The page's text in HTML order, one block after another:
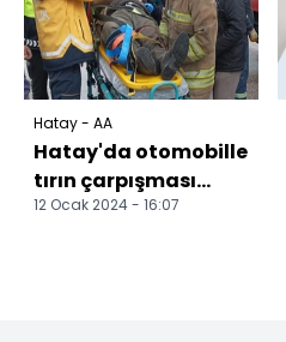
Hatay - AA
Hatay'da otomobille
tırın çarpışması
sonucu 2 kişi
12 Ocak 2024 - 16:07